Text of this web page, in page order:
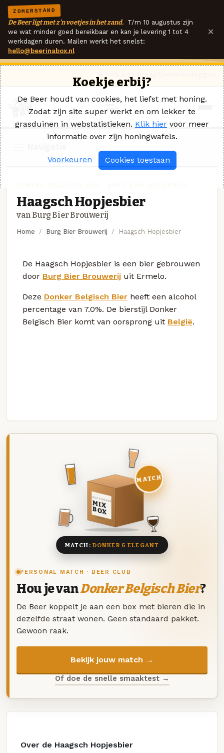
ZOMERSTAND
De Beer ligt met z'n voetjes in het zand. T/m 10 augustus zijn
we wat minder goed bereikbaar en kan je levering 1 tot 4
werkdagen duren. Mailen werkt het snelst:
hello@beerinabox.nl
×
Haagsch Hopjesbier
van Burg Bier Brouwerij
Home Burg Bier Brouwerij Haagsch Hopjesbier
De Haagsch Hopjesbier is een bier gebrouwen
door Burg Bier Brouwerij uit Ermelo.
Deze Donker Belgisch Bier heeft een alcohol
percentage van 7.0%. De bierstijl Donker
Belgisch Bier komt van oorsprong uit België.
PERSONAL MATCH · BEER CLUB
Hou je vanDonker Belgisch Bier?
De Beer koppelt je aan een box met bieren die in
dezelfde straat wonen. Geen standaard pakket.
Gewoon raak.
Bekijk jouw match →
Of doe de snelle smaaktest →
DEZE MAAND
MIX
BOX
8 BIEREN
MATCH
MATCH: DONKER & ELEGANT
Over de Haagsch Hopjesbier
Koekje erbij?
De Beer houdt van cookies, het liefst met honing.
Zodat zijn site super werkt en om lekker te
grasduinen in webstatistieken. Klik hier voor meer
informatie over zijn honingwafels.
Voorkeuren Cookies toestaan